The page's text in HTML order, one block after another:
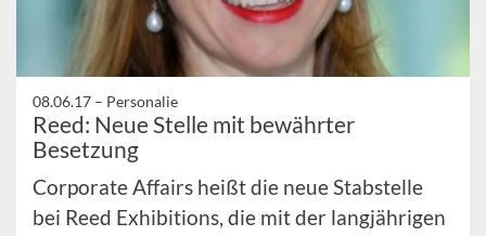
08.06.17 – Personalie
Reed: Neue Stelle mit bewährter
Besetzung
Corporate Affairs heißt die neue Stabstelle
bei Reed Exhibitions, die mit der langjährigen